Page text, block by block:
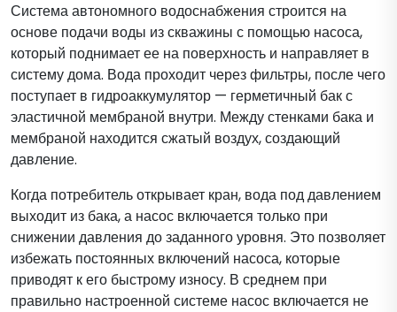
Система автономного водоснабжения строится на
основе подачи воды из скважины с помощью насоса,
который поднимает ее на поверхность и направляет в
систему дома. Вода проходит через фильтры, после чего
поступает в гидроаккумулятор — герметичный бак с
эластичной мембраной внутри. Между стенками бака и
мембраной находится сжатый воздух, создающий
давление.
Когда потребитель открывает кран, вода под давлением
выходит из бака, а насос включается только при
снижении давления до заданного уровня. Это позволяет
избежать постоянных включений насоса, которые
приводят к его быстрому износу. В среднем при
правильно настроенной системе насос включается не